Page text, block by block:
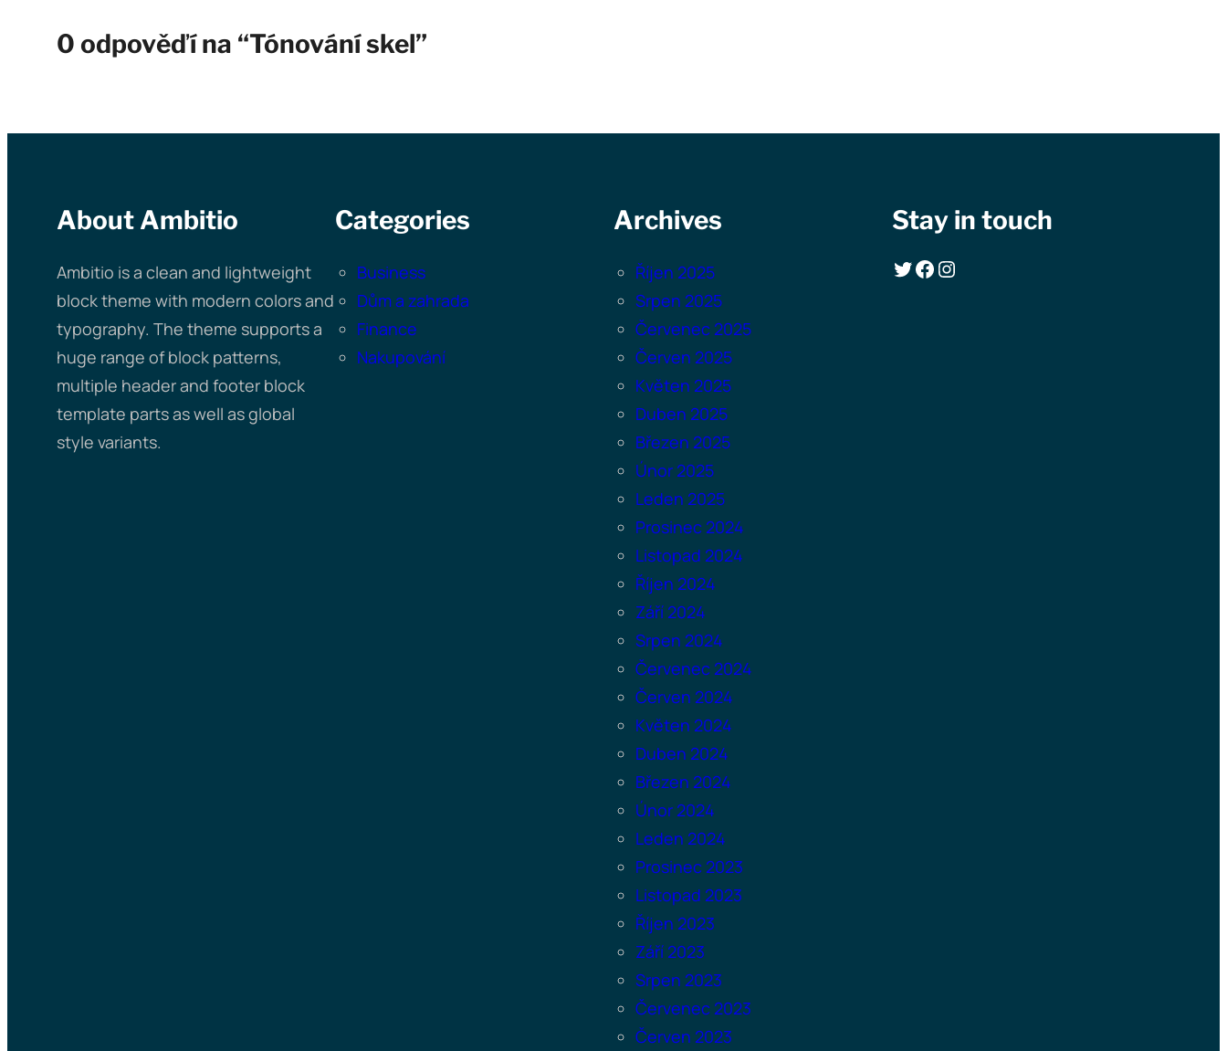
0 odpověďí na “Tónování skel”
About Ambitio
Ambitio is a clean and lightweight
block theme with modern colors and
typography. The theme supports a
huge range of block patterns,
multiple header and footer block
template parts as well as global
style variants.
Categories
Business
Dům a zahrada
Finance
Nakupování
Archives
Říjen 2025
Srpen 2025
Červenec 2025
Červen 2025
Květen 2025
Duben 2025
Březen 2025
Únor 2025
Leden 2025
Prosinec 2024
Listopad 2024
Říjen 2024
Září 2024
Srpen 2024
Červenec 2024
Červen 2024
Květen 2024
Duben 2024
Březen 2024
Únor 2024
Leden 2024
Prosinec 2023
Listopad 2023
Říjen 2023
Září 2023
Srpen 2023
Červenec 2023
Červen 2023
Stay in touch
Twitter Facebook Instagram